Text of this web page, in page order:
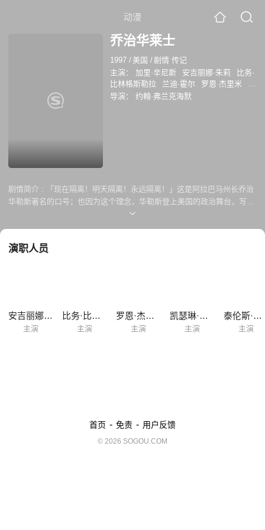
动漫
乔治华莱士
1997 / 美国 /剧情 传记
主演：
加里·辛尼斯 安吉丽娜·朱莉
比务·
比林格斯勒拉
兰迪·霍尔 罗恩·杰里米
凯
瑟琳·厄布
泰伦斯·比瑟
导演： 约翰·弗兰克海默
剧情简介 :
「现在隔离！明天隔离！永远隔离！」这是阿拉巴马州长乔治
华勒斯著名的口号；也因为这个理念，华勒斯登上美国的政治舞台，写下
他感人的传奇的一生」政治态度摇摆于自由主义、隔离主义和和白人霸权
遭人枪击，导致半身瘫痪。这个打击大可让他成为贡恨、固执的人，但他
演职人员
安吉丽娜·朱莉
主演
比务·比林格斯勒拉
主演
罗恩·杰里米
主演
凯瑟琳·厄布
主演
泰伦斯·比瑟
主演
首页 - 免责 - 用户反馈
© 2026 SOGOU.COM